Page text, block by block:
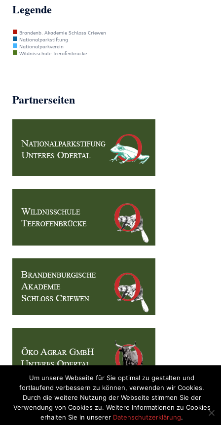
Legende
■ Brandenb. Akademie Schloss Criewen
■ Nationalparkstiftung
■ Nationalparkverein
■ Wildnisschule Teerofenbrücke
Partnerseiten
Um unsere Webseite für Sie optimal zu gestalten und
fortlaufend verbessern zu können, verwenden wir Cookies.
Durch die weitere Nutzung der Webseite stimmen Sie der
Verwendung von Cookies zu. Weitere Informationen zu Cookies
erhalten Sie in unserer Datenschutzerklärung.